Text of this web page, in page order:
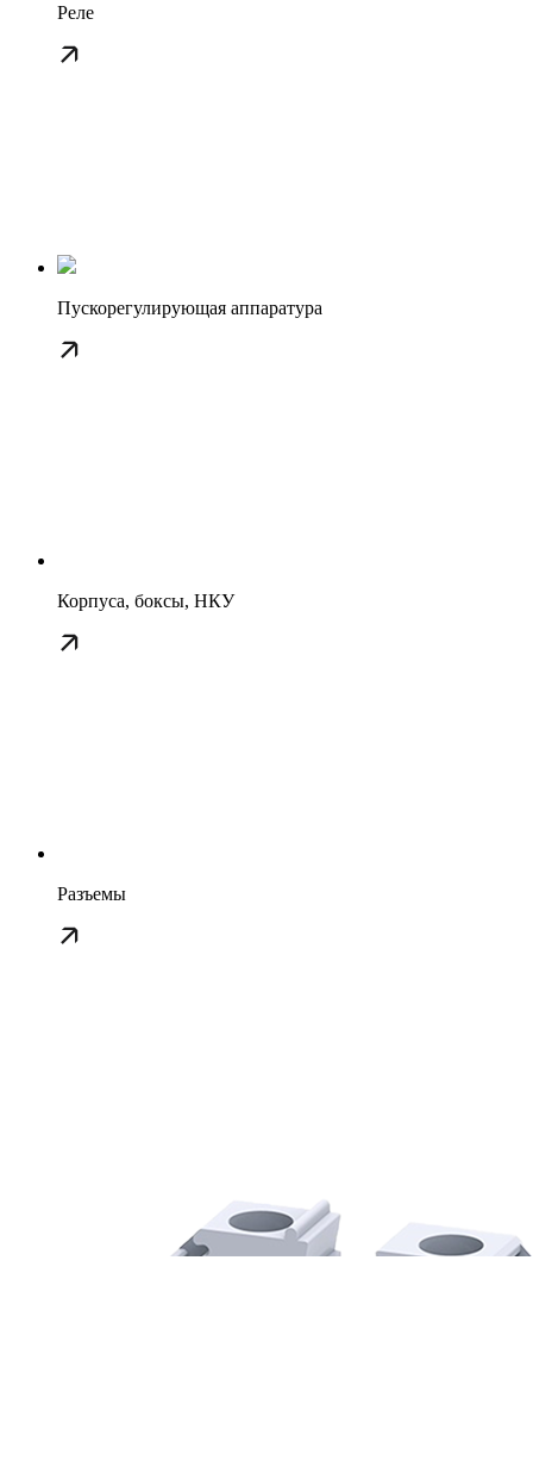
Реле
Пускорегулирующая аппаратура
Корпуса, боксы, НКУ
Разъемы